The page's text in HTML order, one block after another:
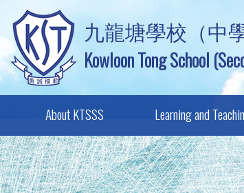
九龍塘學校（中
Kowloon Tong School
About KTSSS Learning and